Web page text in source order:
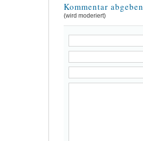
Kommentar abgeben
(wird moderiert)